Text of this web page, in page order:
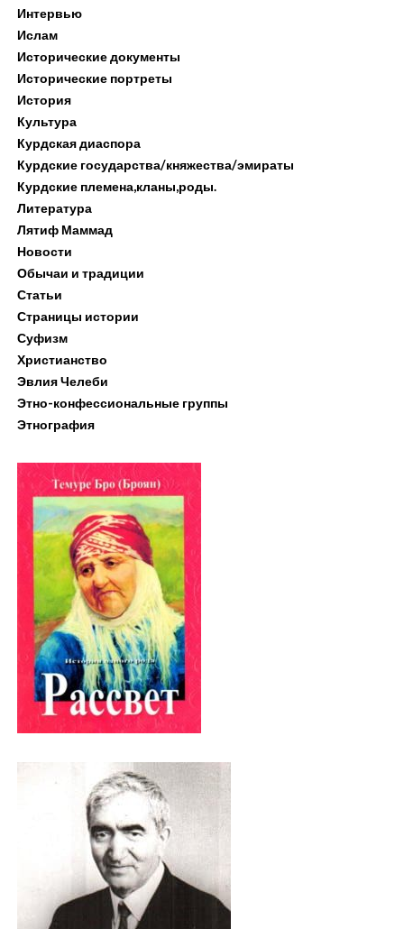
Интервью
Ислам
Исторические документы
Исторические портреты
История
Культура
Курдская диаспора
Курдские государства/княжества/эмираты
Курдские племена,кланы,роды.
Литература
Лятиф Маммад
Новости
Обычаи и традиции
Статьи
Страницы истории
Суфизм
Христианство
Эвлия Челеби
Этно-конфессиональные группы
Этнография